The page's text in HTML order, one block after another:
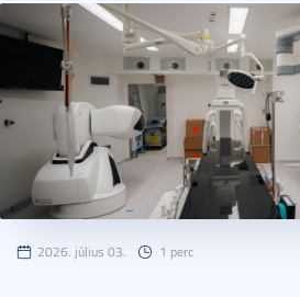
2026. július 03. 1 perc